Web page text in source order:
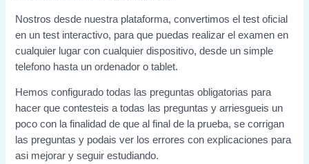
Nostros desde nuestra plataforma, convertimos el test oficial
en un test interactivo, para que puedas realizar el examen en
cualquier lugar con cualquier dispositivo, desde un simple
telefono hasta un ordenador o tablet.
Hemos configurado todas las preguntas obligatorias para
hacer que contesteis a todas las preguntas y arriesgueis un
poco con la finalidad de que al final de la prueba, se corrigan
las preguntas y podais ver los errores con explicaciones para
asi mejorar y seguir estudiando.